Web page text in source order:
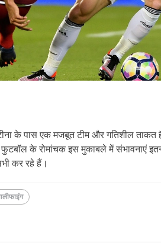
के पास एक मजबूत टीम और गतिशील
के रोमांचक इस मुकाबले में संभावनाएं इतनी
कर रहे हैं।